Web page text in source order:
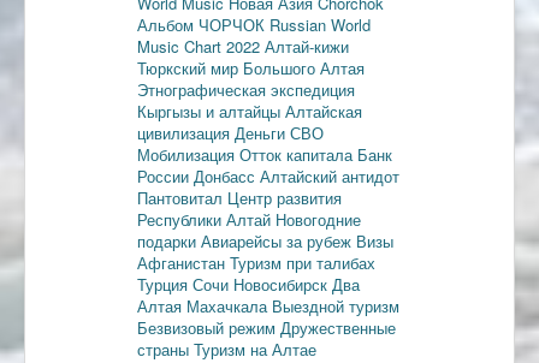
Альбом ЧОРЧОК Russian World
Music Chart 2022 Алтай-кижи
Тюркский мир Большого Алтая
Этнографическая экспедиция
Кыргызы и алтайцы Алтайская
цивилизация Деньги СВО
Мобилизация Отток капитала Банк
России Донбасс Алтайский антидот
Пантовитал Центр развития
Республики Алтай Новогодние
подарки Авиарейсы за рубеж Визы
Афганистан Туризм при талибах
Турция Сочи Новосибирск Два
Алтая Махачкала Выездной туризм
Безвизовый режим Дружественные
страны Туризм на Алтае